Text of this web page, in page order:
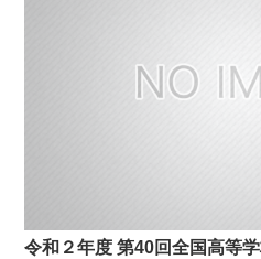
令和２年度 第40回全国高等学校空手道選抜大会 四国地